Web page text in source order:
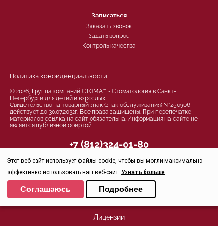
Записаться
Заказать звонок
Задать вопрос
Контроль качества
Политика конфиденциальности
© 2026, Группа компаний СТОМА™ - Стоматология в Санкт-
Петербурге для детей и взрослых
Свидетельство на товарный знак (знак обслуживания) №250906
действует до 30.07.2032г. Все права защищены. При перепечатке
материалов ссылка на сайт обязательна. Информация на сайте не
является публичной офертой
+7 (812)324-01-80
office@stoma-spb.ru
Присоединяйтесь
Лицензии
Этот веб-сайт использует файлы cookie, чтобы вы могли максимально
эффективно использовать наш веб-сайт. Узнать больше
Выберите настройки cookie
Минимальные
Соглашаюсь Подробнее